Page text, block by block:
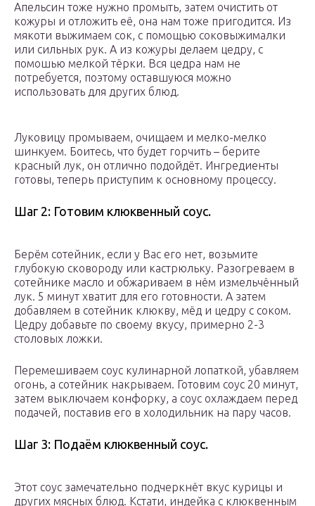
Апельсин тоже нужно промыть, затем очистить от
кожуры и отложить её, она нам тоже пригодится. Из
мякоти выжимаем сок, с помощью соковыжималки
или сильных рук. А из кожуры делаем цедру, с
помошью мелкой тёрки. Вся цедра нам не
потребуется, поэтому оставшуюся можно
использовать для других блюд.
Луковицу промываем, очищаем и мелко-мелко
шинкуем. Боитесь, что будет горчить – берите
красный лук, он отлично подойдёт. Ингредиенты
готовы, теперь приступим к основному процессу.
Шаг 2: Готовим клюквенный соус.
Берём сотейник, если у Вас его нет, возьмите
глубокую сковороду или кастрюльку. Разогреваем в
сотейнике масло и обжариваем в нём измельчённый
лук. 5 минут хватит для его готовности. А затем
добавляем в сотейник клюкву, мёд и цедру с соком.
Цедру добавьте по своему вкусу, примерно 2-3
столовых ложки.
Перемешиваем соус кулинарной лопаткой, убавляем
огонь, а сотейник накрываем. Готовим соус 20 минут,
затем выключаем конфорку, а соус охлаждаем перед
подачей, поставив его в холодильник на пару часов.
Шаг 3: Подаём клюквенный соус.
Этот соус замечательно подчеркнёт вкус курицы и
других мясных блюд. Кстати, индейка с клюквенным